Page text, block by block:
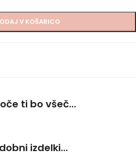
V KOŠARICO
ti bo všeč...
izdelki...